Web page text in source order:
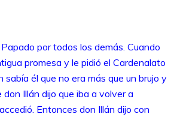
por todos los demás. Cuando
promesa y le pidió el Cardenalato
sabía él que no era más que un brujo y
Illán dijo que iba a volver a
Entonces don Illán dijo con